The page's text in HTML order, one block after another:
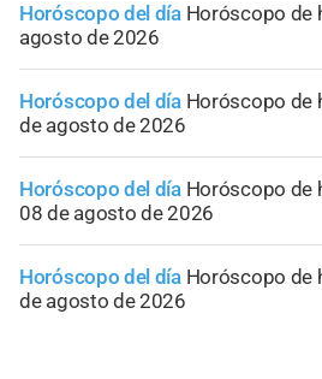
Horóscopo del día Horóscopo de
agosto de 2026
Horóscopo del día Horóscopo de
de agosto de 2026
Horóscopo del día Horóscopo de
08 de agosto de 2026
Horóscopo del día Horóscopo de
de agosto de 2026